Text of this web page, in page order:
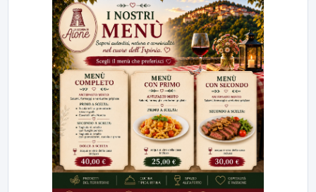
LabNews (replica)